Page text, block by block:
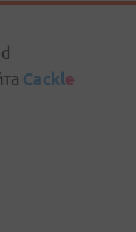
Cackle